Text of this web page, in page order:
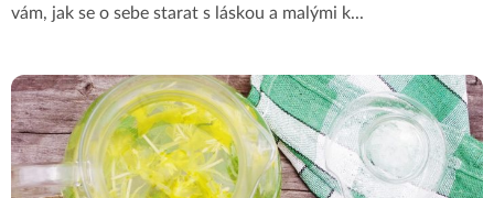
vám, jak se o sebe starat s láskou a malými k...